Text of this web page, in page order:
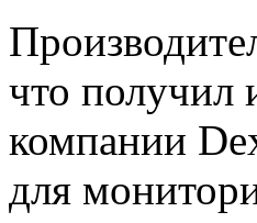
что получил
компании
для